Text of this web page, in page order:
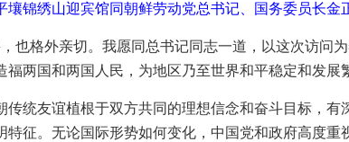
锦绣山迎宾馆同朝鲜劳动党总书记、国务委员长
也格外亲切。我愿同总书记同志一道，以这次访问
两国和两国人民，为地区乃至世界和平稳定和发展
统友谊植根于双方共同的理想信念和奋斗目标，有
征。无论国际形势如何变化，中国党和政府高度重